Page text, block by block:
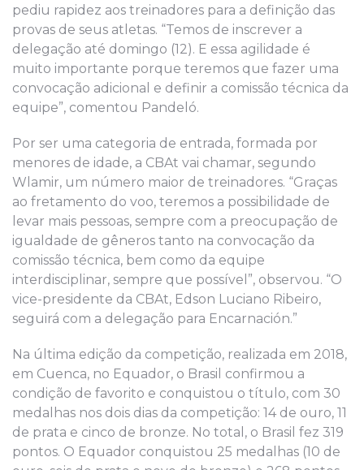
pediu rapidez aos treinadores para a definição das
provas de seus atletas. “Temos de inscrever a
delegação até domingo (12). E essa agilidade é
muito importante porque teremos que fazer uma
convocação adicional e definir a comissão técnica da
equipe”, comentou Pandeló.
Por ser uma categoria de entrada, formada por
menores de idade, a CBAt vai chamar, segundo
Wlamir, um número maior de treinadores. “Graças
ao fretamento do voo, teremos a possibilidade de
levar mais pessoas, sempre com a preocupação de
igualdade de gêneros tanto na convocação da
comissão técnica, bem como da equipe
interdisciplinar, sempre que possível”, observou. “O
vice-presidente da CBAt, Edson Luciano Ribeiro,
seguirá com a delegação para Encarnación.”
Na última edição da competição, realizada em 2018,
em Cuenca, no Equador, o Brasil confirmou a
condição de favorito e conquistou o título, com 30
medalhas nos dois dias da competição: 14 de ouro, 11
de prata e cinco de bronze. No total, o Brasil fez 319
pontos. O Equador conquistou 25 medalhas (10 de